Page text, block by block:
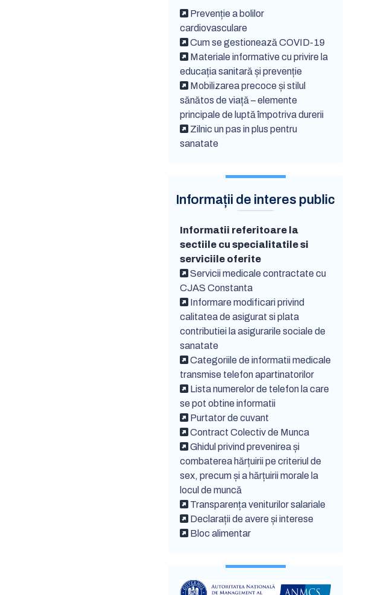
Prevenție a bolilor
cardiovasculare
Cum se gestionează COVID-19
Materiale informative cu privire la
educația sanitară și prevenție
Mobilizarea precoce și stilul
sănătos de viață – elemente
principale de luptă împotriva durerii
Zilnic un pas in plus pentru
sanatate
Informații de interes public
Informatii referitoare la
sectiile cu specialitatile si
serviciile oferite
Servicii medicale contractate cu
CJAS Constanta
Informare modificari privind
calitatea de asigurat si plata
contributiei la asigurarile sociale de
sanatate
Categoriile de informatii medicale
transmise telefon apartinatorilor
Lista numerelor de telefon la care
se pot obtine informatii
Purtator de cuvant
Contract Colectiv de Munca
Ghidul privind prevenirea și
combaterea hărțuirii pe criteriul de
sex, precum și a hărțuirii morale la
locul de muncă
Transparența veniturilor salariale
Declarații de avere și interese
Bloc alimentar